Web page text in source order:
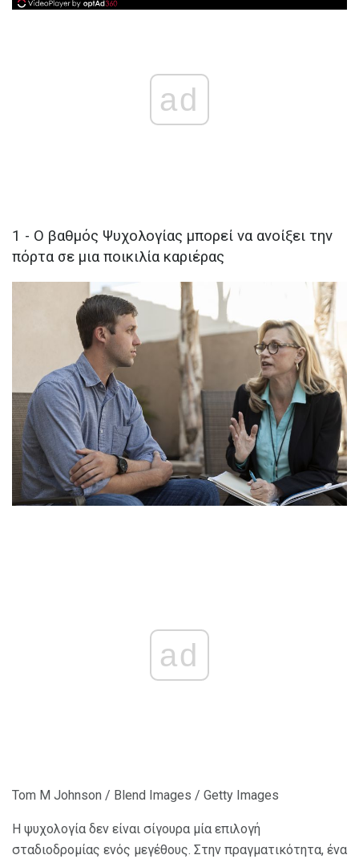
ad
1 - Ο βαθμός Ψυχολογίας μπορεί να ανοίξει την
πόρτα σε μια ποικιλία καριέρας
ad
Tom M Johnson / Blend Images / Getty Images
Η ψυχολογία δεν είναι σίγουρα μία επιλογή
σταδιοδρομίας ενός μεγέθους. Στην πραγματικότητα, ένα